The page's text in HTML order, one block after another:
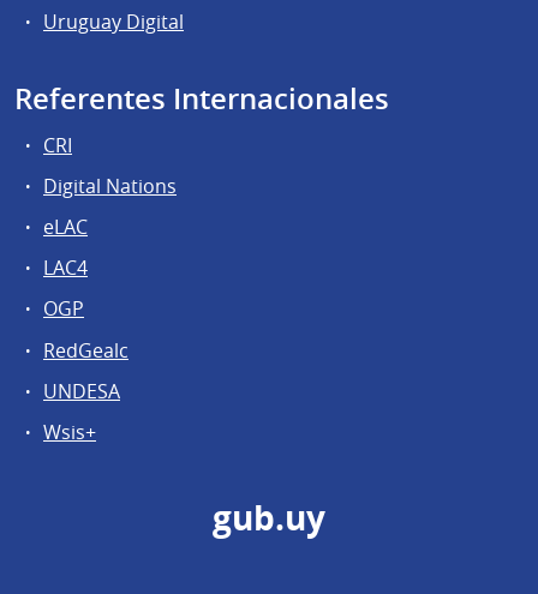
Uruguay Digital
Referentes Internacionales
CRI
Digital Nations
eLAC
LAC4
OGP
RedGealc
UNDESA
Wsis+
gub.uy